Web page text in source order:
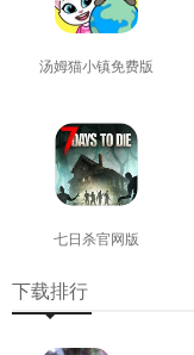
汤姆猫小镇免费版
七日杀官网版
下载排行